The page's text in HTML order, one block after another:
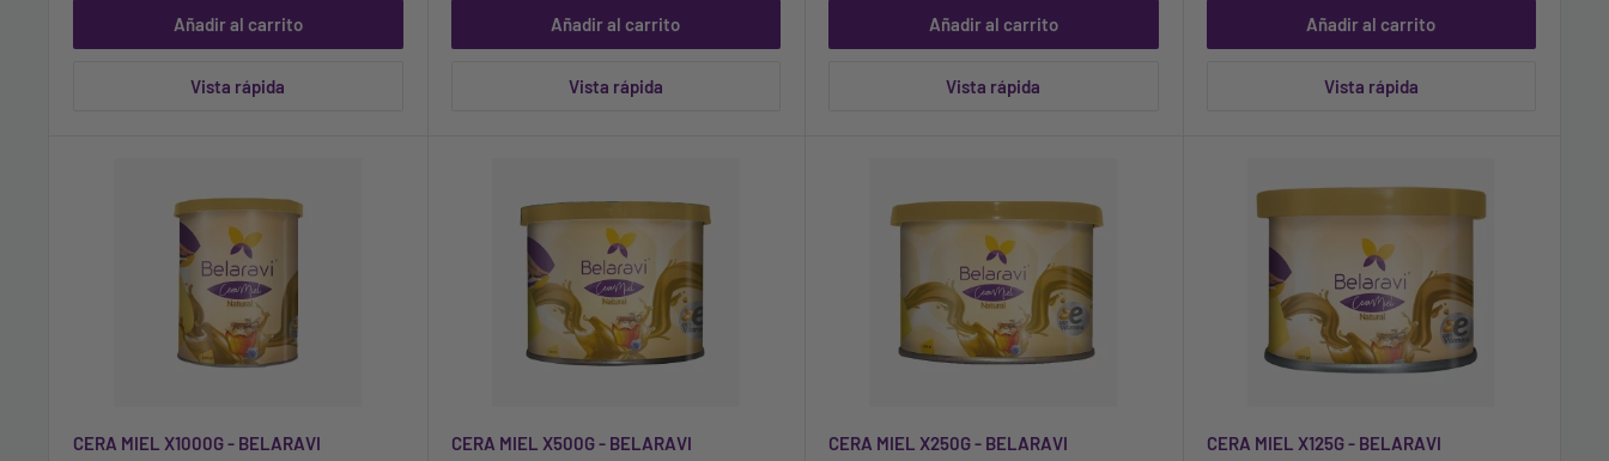
Añadir al carrito
Vista rápida
Añadir al carrito
Vista rápida
Añadir al carrito
Vista rápida
Añadir al carrito
Vista rápida
CERA MIEL X1000G - BELARAVI CERA MIEL X500G - BELARAVI CERA MIEL X250G - BELARAVI CERA MIEL X125G - BELARAVI